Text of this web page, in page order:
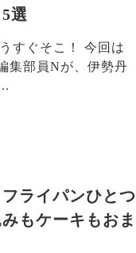
選
すぐそこ！ 今回は
集部員Nが、伊勢丹
ライパンひとつ
もケーキもおま